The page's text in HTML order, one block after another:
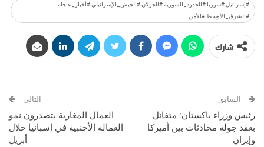
#إسرائيل #سوريا #الحدود_السورية #الجولان #الجيش_الإسرائيلي #أخبار_عاجلة
#الشرق_الأوسط #الأمن
شارك
السابق
رئيس وزراء باكستان: متفائل
بعقد جولة محادثات بين أميركا
وإيران
التالي
العمال المغاربة يتصدرون نمو
العمالة الأجنبية في إسبانيا خلال
أبريل